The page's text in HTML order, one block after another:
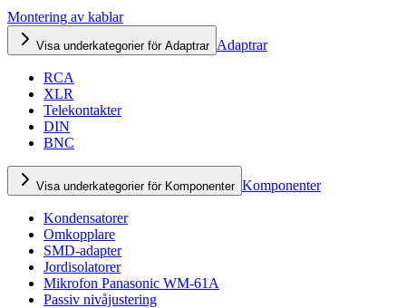
Montering av kablar
Visa underkategorier för Adaptrar Adaptrar
RCA
XLR
Telekontakter
DIN
BNC
Visa underkategorier för Komponenter Komponenter
Kondensatorer
Omkopplare
SMD-adapter
Jordisolatorer
Mikrofon Panasonic WM-61A
Passiv nivåjustering